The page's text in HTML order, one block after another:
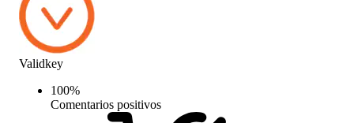
Validkey
100%
Comentarios positivos